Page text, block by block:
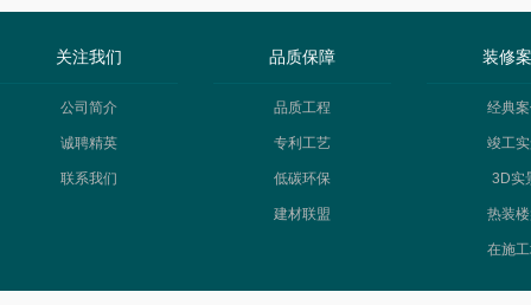
关注我们
公司简介
诚聘精英
联系我们
品质保障
品质工程
专利工艺
低碳环保
建材联盟
装修
经典
竣工
3D实
热装
在施